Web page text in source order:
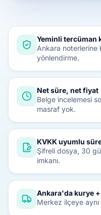
Yeminli tercüman
Ankara noterlerine
yönlendirme.
Net süre, net fiyat
Belge incelemesi
masraf yok.
KVKK uyumlu
Şifreli dosya, 30
imkanı.
Ankara'da kurye
Merkez ilçeye